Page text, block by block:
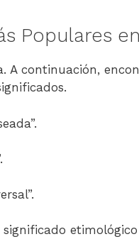
Populares
A continuación,